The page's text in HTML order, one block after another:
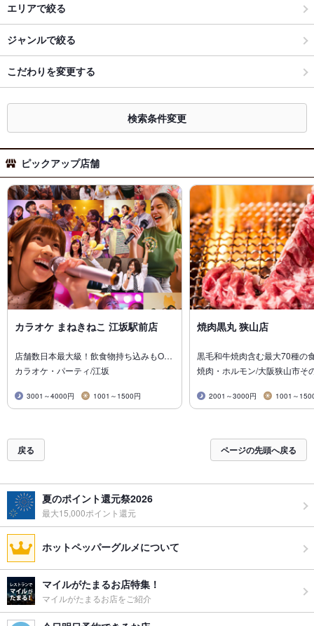
エリアで絞る
ジャンルで絞る
こだわりを変更する
検索条件変更
ピックアップ店舗
カラオケ まねきねこ 江坂駅前店
店舗数日本最大級！飲食物持ち込みもO…
カラオケ・パーティ/江坂
3001～4000円 1001～1500円
焼肉黒丸 狭山店
黒毛和牛焼肉含む最大70種の
焼肉・ホルモン/大阪狭山市そ
2001～3000円 1001～
戻る ページの先頭へ戻る
夏のポイント還元祭2026
最大15,000ポイント還元
ホットペッパーグルメについて
マイルがたまるお店特集！
マイルがたまるお店をご紹介